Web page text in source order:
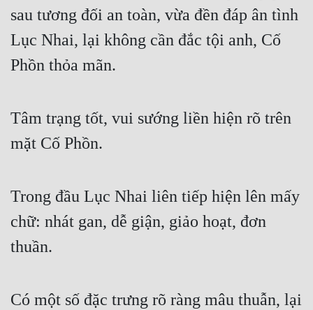
sau tương đối an toàn, vừa đền đáp ân tình
Lục Nhai, lại không cần đắc tội anh, Cố
Phồn thỏa mãn.
Tâm trạng tốt, vui sướng liền hiện rõ trên
mặt Cố Phồn.
Trong đầu Lục Nhai liên tiếp hiện lên mấy
chữ: nhát gan, dễ giận, giảo hoạt, đơn
thuần.
Có một số đặc trưng rõ ràng mâu thuẫn, lại